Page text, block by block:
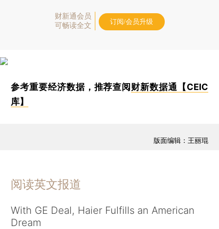
财新通会员
可畅读全文
订阅/会员升级
参考重要经济数据，推荐查阅 财新数据通【CEIC
库】
版面编辑：王丽琨
阅读英文报道
With GE Deal, Haier Fulfills an American
Dream